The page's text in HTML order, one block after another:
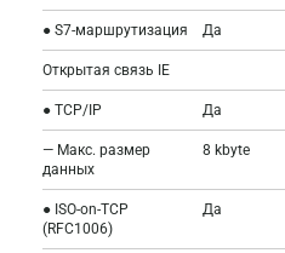
● S7-маршрутизация Да
Открытая связь IE
● TCP/IP Да
— Макс. размер
данных
8 kbyte
● ISO-on-TCP
(RFC1006)
Да